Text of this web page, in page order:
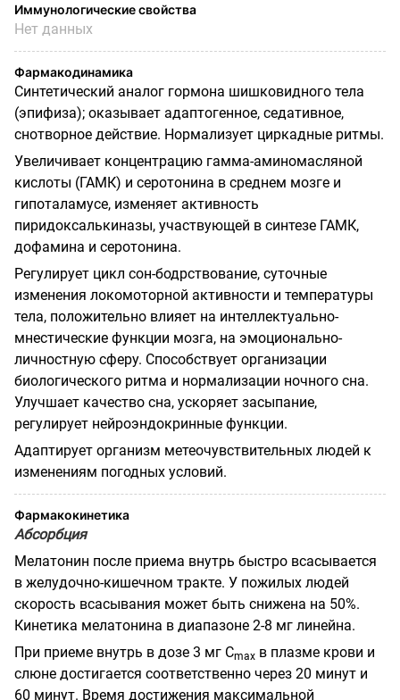
Иммунологические свойства
Нет данных
Фармакодинамика
Синтетический аналог гормона шишковидного тела
(эпифиза); оказывает адаптогенное, седативное,
снотворное действие. Нормализует циркадные ритмы.
Увеличивает концентрацию гамма-аминомасляной
кислоты (ГАМК) и серотонина в среднем мозге и
гипоталамусе, изменяет активность
пиридоксалькиназы, участвующей в синтезе ГАМК,
дофамина и серотонина.
Регулирует цикл сон-бодрствование, суточные
изменения локомоторной активности и температуры
тела, положительно влияет на интеллектуально-
мнестические функции мозга, на эмоционально-
личностную сферу. Способствует организации
биологического ритма и нормализации ночного сна.
Улучшает качество сна, ускоряет засыпание,
регулирует нейроэндокринные функции.
Адаптирует организм метеочувствительных людей к
изменениям погодных условий.
Фармакокинетика
Абсорбция
Мелатонин после приема внутрь быстро всасывается
в желудочно-кишечном тракте. У пожилых людей
скорость всасывания может быть снижена на 50%.
Кинетика мелатонина в диапазоне 2-8 мг линейна.
При приеме внутрь в дозе 3 мг Сmах в плазме крови и
слюне достигается соответственно через 20 минут и
60 минут. Время достижения максимальной